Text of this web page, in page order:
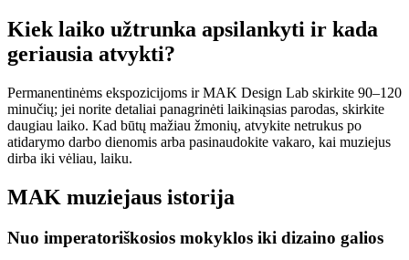
Kiek laiko užtrunka apsilankyti ir kada
geriausia atvykti?
Permanentinėms ekspozicijoms ir MAK Design Lab skirkite 90–120
minučių; jei norite detaliai panagrinėti laikinąsias parodas, skirkite
daugiau laiko. Kad būtų mažiau žmonių, atvykite netrukus po
atidarymo darbo dienomis arba pasinaudokite vakaro, kai muziejus
dirba iki vėliau, laiku.
MAK muziejaus istorija
Nuo imperatoriškosios mokyklos iki dizaino galios